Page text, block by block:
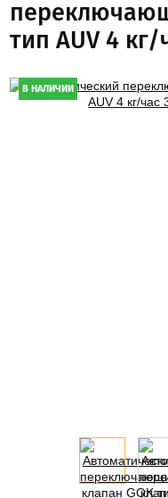
тип AUV 4
В НАЛИЧИИ